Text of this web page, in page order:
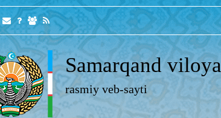
Samarqand
rasmiy veb-sayti